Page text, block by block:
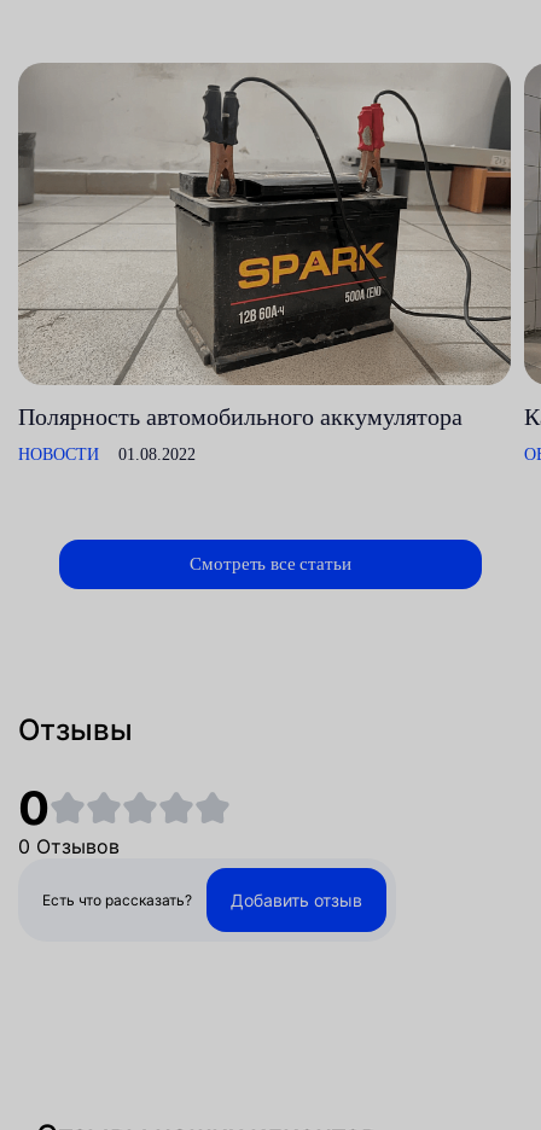
Полярность автомобильного аккумулятора
НОВОСТИ 01.08.2022
Смотреть все статьи
Отзывы
0
0 Отзывов
Есть что рассказать? Добавить отзыв